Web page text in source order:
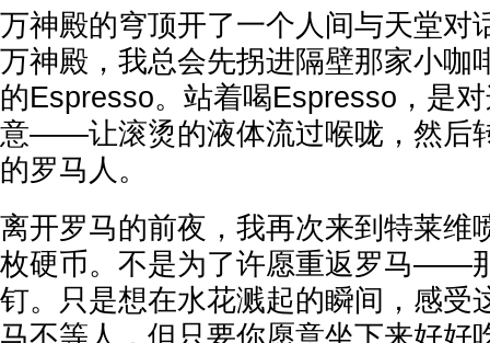
万神殿的穹顶开了一个人间与天堂对
万神殿，我总会先拐进隔壁那家小咖
的Espresso。站着喝Espresso，是
意——让滚烫的液体流过喉咙，然后
的罗马人。
离开罗马的前夜，我再次来到特莱维
枚硬币。不是为了许愿重返罗马——
钉。只是想在水花溅起的瞬间，感受
马不等人，但只要你愿意坐下来好好